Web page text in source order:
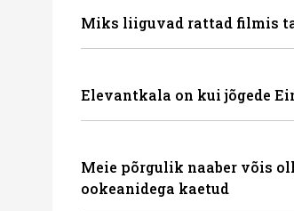
Miks liiguvad rattad filmis
Elevantkala on kui jõgede
Meie põrgulik naaber võis
ookeanidega kaetud